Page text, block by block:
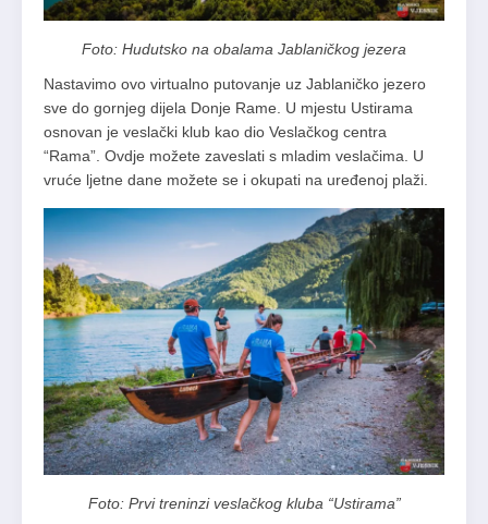
Foto: Hudutsko na obalama Jablaničkog jezera
Nastavimo ovo virtualno putovanje uz Jablaničko jezero
sve do gornjeg dijela Donje Rame. U mjestu Ustirama
osnovan je veslački klub kao dio Veslačkog centra
“Rama”. Ovdje možete zaveslati s mladim veslačima. U
vruće ljetne dane možete se i okupati na uređenoj plaži.
Foto: Prvi treninzi veslačkog kluba “Ustirama”